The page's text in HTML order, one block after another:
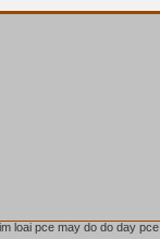
loai pce may do do day pce